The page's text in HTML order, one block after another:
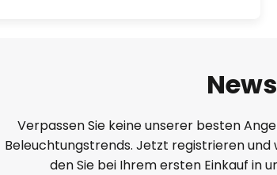
Verpassen Sie keine unserer besten
Beleuchtungstrends. Jetzt registrieren und
den Sie bei Ihrem ersten Einkauf in